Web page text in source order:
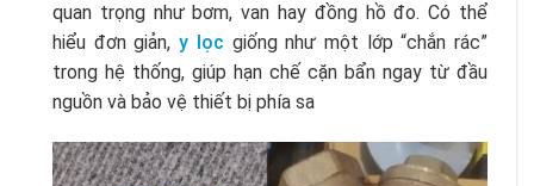
quan trọng như bơm, van hay đồng hồ đo. Có thể
hiểu đơn giản,y lọc giống như một lớp “chắn rác”
trong hệ thống, giúp hạn chế cặn bẩn ngay từ đầu
nguồn và bảo vệ thiết bị phía sa